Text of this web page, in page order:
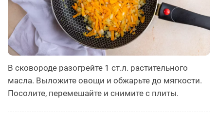
В сковороде разогрейте 1 ст.л. растительного
масла. Выложите овощи и обжарьте до мягкости.
Посолите, перемешайте и снимите с плиты.